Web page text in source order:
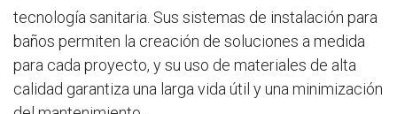
tecnología sanitaria. Sus sistemas de instalación para
baños permiten la creación de soluciones a medida
para cada proyecto, y su uso de materiales de alta
calidad garantiza una larga vida útil y una minimización